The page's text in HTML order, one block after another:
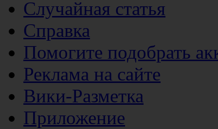
Случайная статья
Справка
Помогите подобрать
Реклама на сайте
Вики-Разметка
Приложение